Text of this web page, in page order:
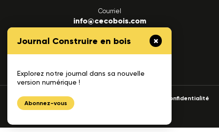
Journal Construire en bois
Explorez notre journal dans sa nouvelle
version numérique !
Abonnez-vous
Courriel
info@cecobois.com
FAQ Nous joindre
© 2026 cecobois Politique de confidentialité